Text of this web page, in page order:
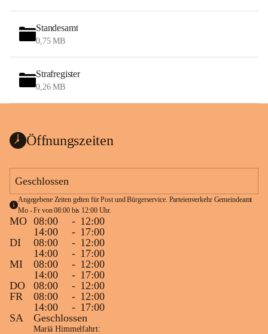
Standesamt
0,75 MB
Strafregister
0,26 MB
Öffnungszeiten
Geschlossen
Angegebene Zeiten gelten für Post und Bürgerservice. Parteienverkehr Gemeindeamt
Mo - Fr von 08:00 bis 12:00 Uhr.
MO 08:00 - 12:00
14:00
- 17:00
DI
08:00 - 12:00
14:00
- 17:00
MI
08:00 - 12:00
14:00
- 17:00
DO
08:00 - 12:00
FR
08:00 - 12:00
14:00
- 17:00
SA
Geschlossen
Mariä Himmelfahrt: